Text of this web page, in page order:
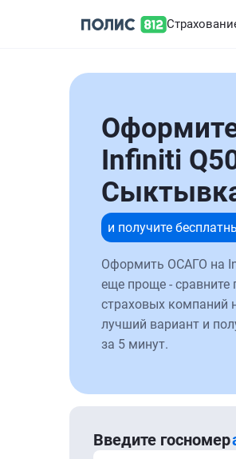
Infiniti
и получите
Оформить ОСАГО на
еще проще -
страховых компаний
лучший вариант и
за 5 минут.
Введите госномер